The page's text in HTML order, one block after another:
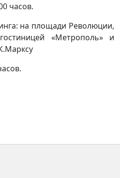
часов.
на площади Революции,
«Метрополь» и